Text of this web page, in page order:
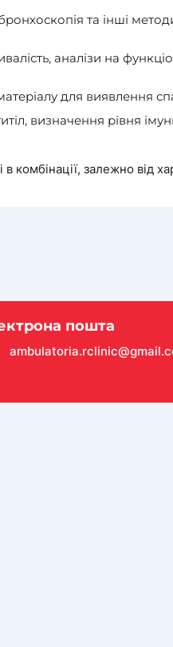
та інші
аналізи на
для виявлення
визначення рівня
комбінації, залежно від
пошта